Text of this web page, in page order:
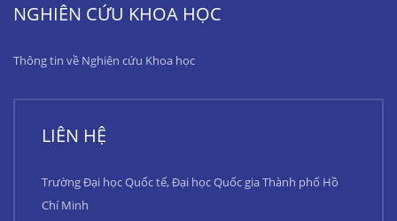
NGHIÊN CỨU KHOA HỌC
Thông tin về Nghiên cứu Khoa học
LIÊN HỆ
Trường Đại học Quốc tế, Đại học Quốc gia Thành phố Hồ
Chí Minh